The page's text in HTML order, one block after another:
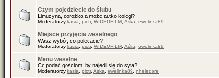
Czym pojedziecie do ślubu
Limuzyna, dorożka a może autko kolegi?
Moderatorzy kasia piotr, WIDEOFILM Aśka ewelinka89
Miejsce przyjęcia weselnego
Wasz wybór, co polecacie?
Moderatorzy kasia piotr, WIDEOFILM Aśka ewelinka89
Menu weselne
Co podać gościom, by najedli się do syta?
Moderatorzy kasia piotr, Aśka ewelinka89 nheledore